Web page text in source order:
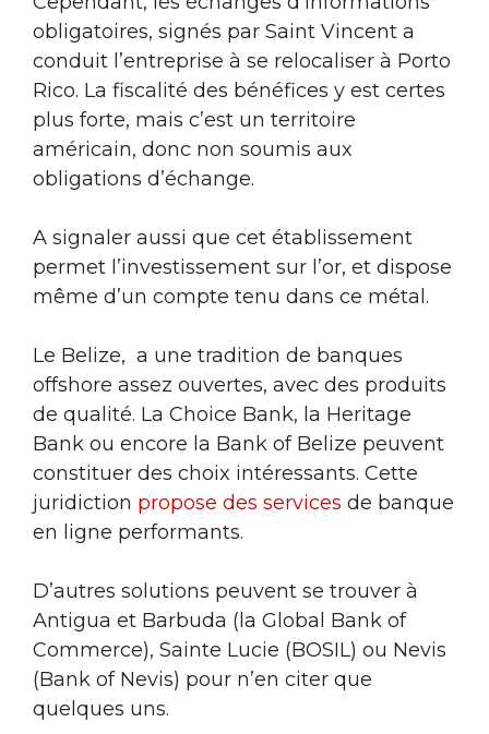
obligatoires, signés par Saint Vincent a
conduit l’entreprise à se relocaliser à Porto
Rico. La fiscalité des bénéfices y est certes
plus forte, mais c’est un territoire
américain, donc non soumis aux
obligations d’échange.
A signaler aussi que cet établissement
permet l’investissement sur l’or, et dispose
même d’un compte tenu dans ce métal.
Le Belize, a une tradition de banques
offshore assez ouvertes, avec des produits
de qualité. La Choice Bank, la Heritage
Bank ou encore la Bank of Belize peuvent
constituer des choix intéressants. Cette
juridiction propose des services de banque
en ligne performants.
D’autres solutions peuvent se trouver à
Antigua et Barbuda (la Global Bank of
Commerce), Sainte Lucie (BOSIL) ou Nevis
(Bank of Nevis) pour n’en citer que
quelques uns.